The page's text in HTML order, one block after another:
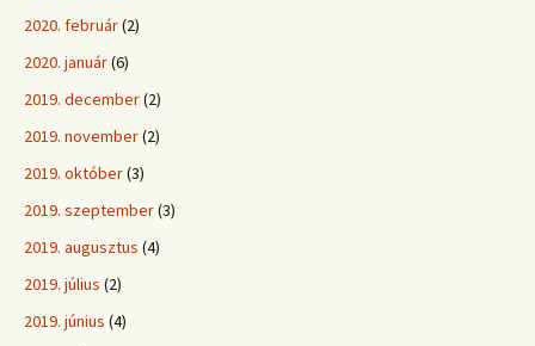
2020. február(2)
2020. január(6)
2019. december(2)
2019. november(2)
2019. október(3)
2019. szeptember(3)
2019. augusztus (4)
2019. július (2)
2019. június (4)